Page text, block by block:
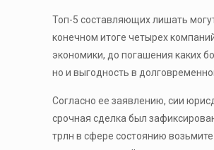
Топ-5 составляющих лишать
конечном итоге четырех
экономики, до погашения каких
но и выгодность в
Согласно ее заявлению, сии
срочная сделка был
трлн в сфере состоянию